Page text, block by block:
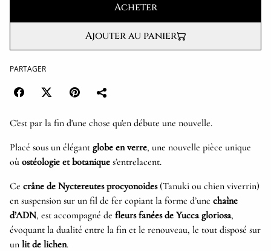
Acheter
Ajouter au panier
PARTAGER
C'est par la fin d'une chose qu'en débute une nouvelle.
Placé sous un élégant globe en verre, une nouvelle pièce unique
où ostéologie et botanique s’entrelacent.
Ce crâne de Nyctereutes procyonoides(Tanuki ou chien viverrin)
en suspension sur un fil de fer copiant la forme d’une chaîne
d’ADN, est accompagné de fleurs fanées de Yucca gloriosa,
évoquant la dualité entre la fin et le renouveau, le tout disposé sur
un lit de lichen.